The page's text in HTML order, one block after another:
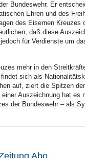
Bundeswehr. Er
Ehren und des
des Eisernen Kreuzes
daß diese
für Verdienste um
mehr in den
sich als
auf, ziert die Spitzen
Auszeichnung hat es
der Bundeswehr – als